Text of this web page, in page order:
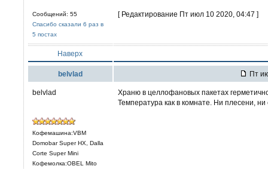
Сообщений: 55
Спасибо сказали 6 раз в
5 постах
[ Редактирование Пт июл 10 2020, 04:47 ]
Наверх
belvlad Пт
belvlad
Кофемашина:VBM
Domobar Super HX, Dalla
Corte Super Mini
Кофемолка:OBEL Mito
Храню в целлофановых пакетах
Температура как в комнате. Ни плесени,